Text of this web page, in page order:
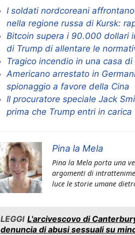
I soldati nordcoreani
nella regione russa di Kursk:
Bitcoin supera i 90.000 dollari
di Trump di allentare le
Tragico incendio in una casa
Americano arrestato in
spionaggio a favore della Cina
Il procuratore speciale Jack
prima che Trump entri in carica
Pina la Mela
Pina la Mela porta una
argomenti di
luce le storie umane
LEGGI L'arcivescovo di
denuncia di abusi sessuali su